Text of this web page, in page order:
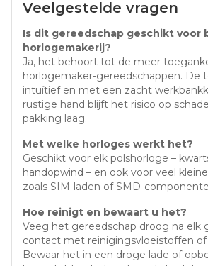
Veelgestelde vragen
Is dit gereedschap geschikt voor
horlogemakerij?
Ja, het behoort tot de meer
horlogemaker-gereedschappen. De
intuïtief en met een zacht
rustige hand blijft het risico op
pakking laag.
Met welke horloges werkt het?
Geschikt voor elk polshorloge –
handopwind – en ook voor veel
zoals SIM-laden of SMD-
Hoe reinigt en bewaart u het?
Veeg het gereedschap droog na elk
contact met reinigingsvloeistoffen of
Bewaar het in een droge lade of